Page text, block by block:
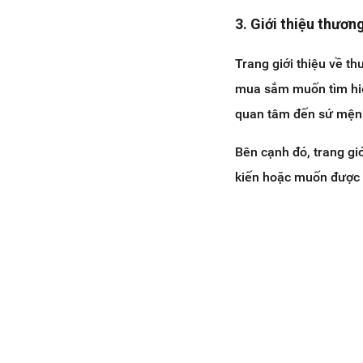
3. Giới thiệu
Trang giới thiệu về
mua sắm muốn tìm
quan tâm đến sứ
Bên cạnh đó, trang
kiến hoặc muốn